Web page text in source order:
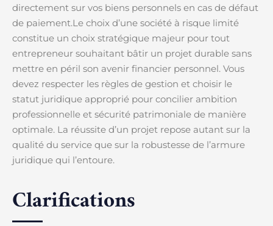
directement sur vos biens personnels en cas de défaut
de paiement.Le choix d’une société à risque limité
constitue un choix stratégique majeur pour tout
entrepreneur souhaitant bâtir un projet durable sans
mettre en péril son avenir financier personnel. Vous
devez respecter les règles de gestion et choisir le
statut juridique approprié pour concilier ambition
professionnelle et sécurité patrimoniale de manière
optimale. La réussite d’un projet repose autant sur la
qualité du service que sur la robustesse de l’armure
juridique qui l’entoure.
Clarifications